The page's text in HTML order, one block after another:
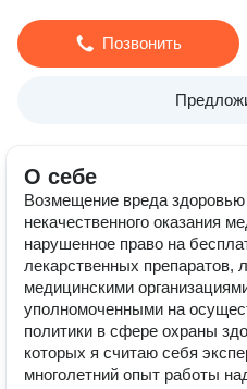
Позвонить
О себе
Возмещение вреда
некачественного оказания
нарушенное право на
лекарственных препаратов,
медицинскими
уполномоченными на
политики в сфере охраны
которых я считаю себя
многолетний опыт работы